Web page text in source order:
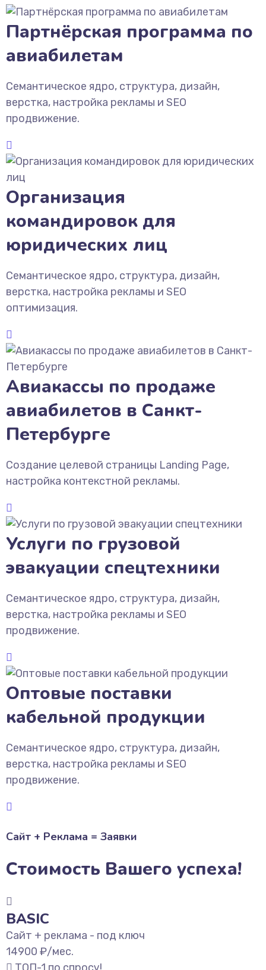
Партнёрская программа по
авиабилетам
Семантическое ядро, структура, дизайн,
верстка, настройка рекламы и SEO
продвижение.
Организация
командировок для
юридических лиц
Семантическое ядро, структура, дизайн,
верстка, настройка рекламы и SEO
оптимизация.
Авиакассы по продаже
авиабилетов в Санкт-
Петербурге
Создание целевой страницы Landing Page,
настройка контекстной рекламы.
Услуги по грузовой
эвакуации спецтехники
Семантическое ядро, структура, дизайн,
верстка, настройка рекламы и SEO
продвижение.
Оптовые поставки
кабельной продукции
Семантическое ядро, структура, дизайн,
верстка, настройка рекламы и SEO
продвижение.
Сайт + Реклама = Заявки
Стоимость Вашего успеха!
BASIC
Сайт + реклама - под ключ
14900 ₽/мес.